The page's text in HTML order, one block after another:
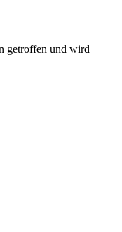
getroffen und wird